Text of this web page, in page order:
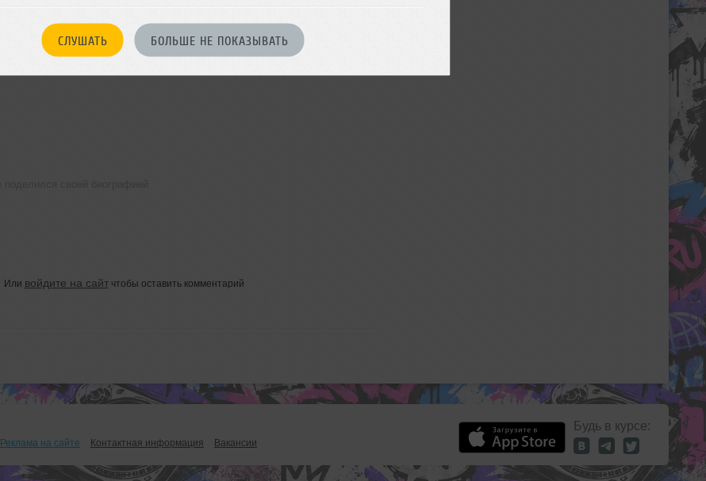
СЛУШАТЬ БОЛЬШЕ НЕ ПОКАЗЫВАТЬ
Или войдите на сайтчтобы оставить комментарий
Реклама на сайте Контактная информация Вакансии
Будь в курсе: